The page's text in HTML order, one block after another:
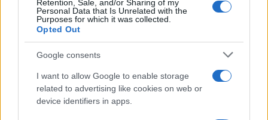
Retention, Sale, and/or Sharing of my
Personal Data that Is Unrelated with the
Purposes for which it was collected.
Opted Out
Google consents
I want to allow Google to enable storage
related to advertising like cookies on web or
device identifiers in apps.
Continua a leggere
NEWS